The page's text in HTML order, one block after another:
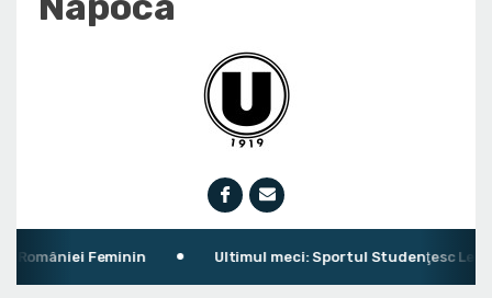
Feminin Ultimul meci: Sportul Studenţesc Leii